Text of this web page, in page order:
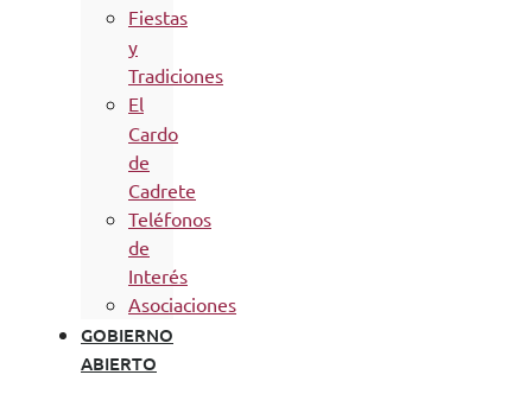
Fiestas
y
Tradiciones
El
Cardo
de
Cadrete
Teléfonos
de
Interés
Asociaciones
GOBIERNO
ABIERTO